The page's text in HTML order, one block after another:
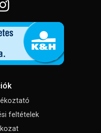
feltételek